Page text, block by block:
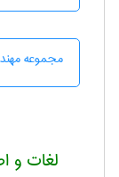
مجموعه
لغات و